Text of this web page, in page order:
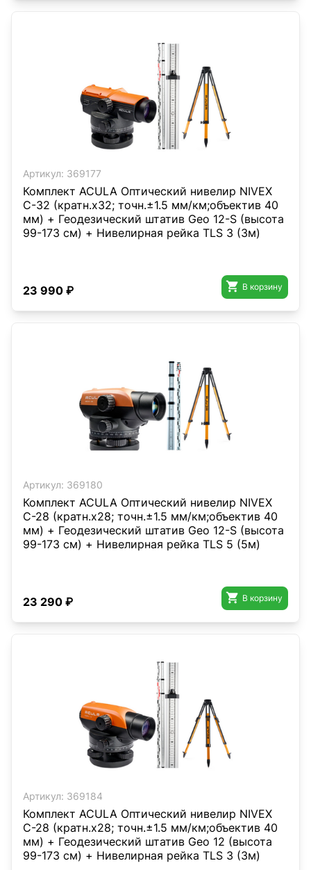
Артикул: 369177
Комплект ACULA Оптический нивелир NIVEX
C-32 (кратн.х32; точн.±1.5 мм/км;объектив 40
мм) + Геодезический штатив Geo 12-S (высота
99-173 см) + Нивелирная рейка TLS 3 (3м)
23 990 ₽  В корзину
Артикул: 369180
Комплект ACULA Оптический нивелир NIVEX
C-28 (кратн.х28; точн.±1.5 мм/км;объектив 40
мм) + Геодезический штатив Geo 12-S (высота
99-173 см) + Нивелирная рейка TLS 5 (5м)
23 290 ₽  В корзину
Артикул: 369184
Комплект ACULA Оптический нивелир NIVEX
C-28 (кратн.х28; точн.±1.5 мм/км;объектив 40
мм) + Геодезический штатив Geo 12 (высота
99-173 см) + Нивелирная рейка TLS 3 (3м)